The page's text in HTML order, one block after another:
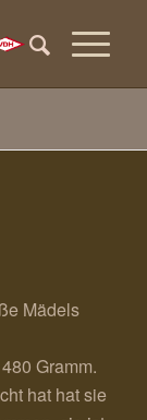
Mädels
Gramm.
hat hat sie